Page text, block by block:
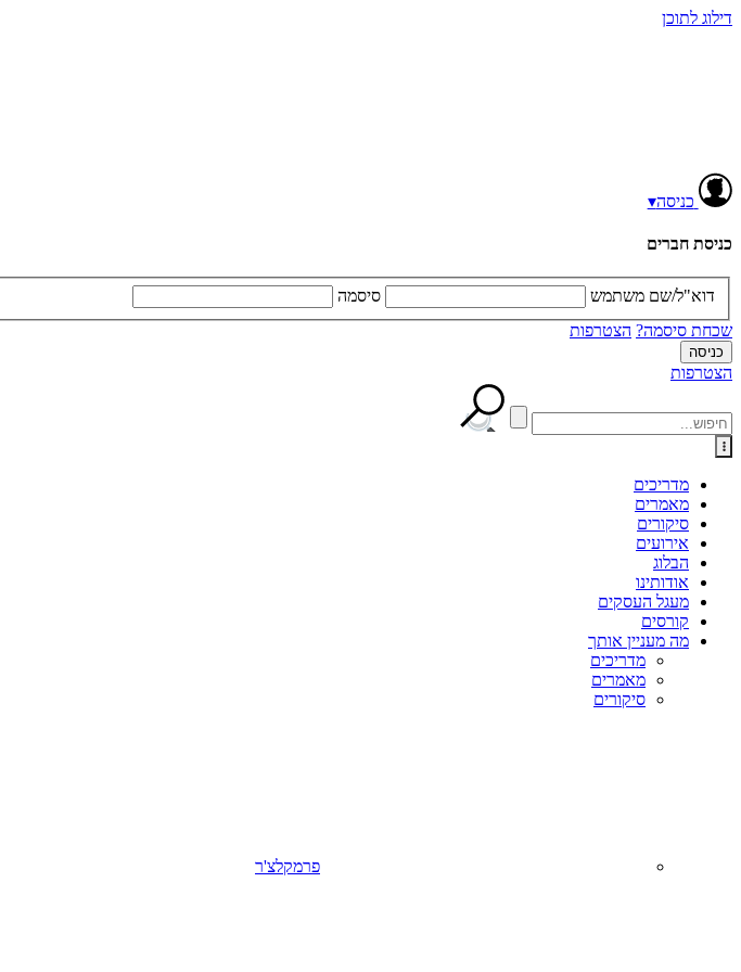
דילוג לתוכן
כניסה▾
כניסת חברים
דוא"ל/שם משתמש
סיסמה
שכחת סיסמה? הצטרפות
הצטרפות
מדריכים
מאמרים
סיקורים
אירועים
הבלוג
אודותינו
מעגל העסקים
קורסים
מה מעניין אותך
מדריכים
מאמרים
סיקורים
פרמקלצ'ר